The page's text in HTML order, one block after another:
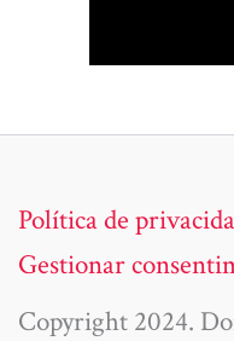
Política de
Gestionar
Copyright 2024.